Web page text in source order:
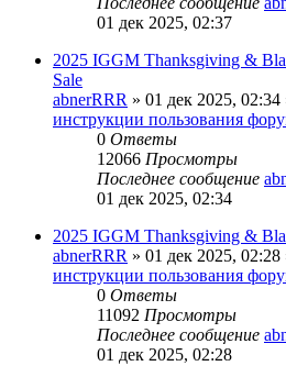
01 дек 2025, 02:37
2025 IGGM Thanksgiving &
Sale
abnerRRR » 01 дек 2025,
инструкции пользования
0 Ответы
12066 Просмотры
Последнее сообщение
01 дек 2025, 02:34
2025 IGGM Thanksgiving &
abnerRRR » 01 дек 2025,
инструкции пользования
0 Ответы
11092 Просмотры
Последнее сообщение
01 дек 2025, 02:28